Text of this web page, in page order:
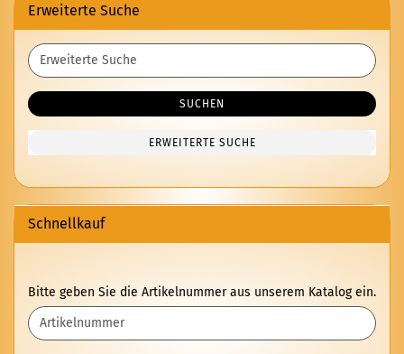
Erweiterte Suche
Erweiterte
Suche
SUCHEN
ERWEITERTE SUCHE
Schnellkauf
BITTE
GEBEN
SIE
DIE
Bitte geben Sie die Artikelnummer aus unserem Katalog ein.